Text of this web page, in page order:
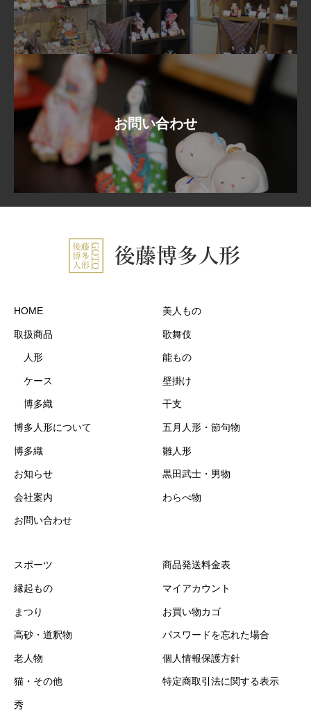
お問い合わせ
HOME
取扱商品
人形
ケース
博多織
博多人形について
博多織
お知らせ
会社案内
お問い合わせ
美人もの
歌舞伎
能もの
壁掛け
干支
五月人形・節句物
雛人形
黒田武士・男物
わらべ物
スポーツ
縁起もの
まつり
高砂・道釈物
老人物
猫・その他
秀
商品発送料金表
マイアカウント
お買い物カゴ
パスワードを忘れた場合
個人情報保護方針
特定商取引法に関する表示